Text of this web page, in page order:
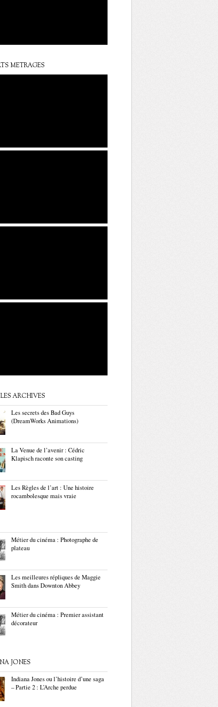
METRAGES
ARCHIVES
Les secrets des Bad Guys
(DreamWorks Animations)
La Venue de l’avenir : Cédric
Klapisch raconte son casting
Les Règles de l’art : Une histoire
rocambolesque mais vraie
Métier du cinéma : Photographe de
plateau
Les meilleures répliques de Maggie
Smith dans Downton Abbey
Métier du cinéma : Premier assistant
décorateur
JONES
Indiana Jones ou l’histoire d’une saga
– Partie 2 : L’Arche perdue